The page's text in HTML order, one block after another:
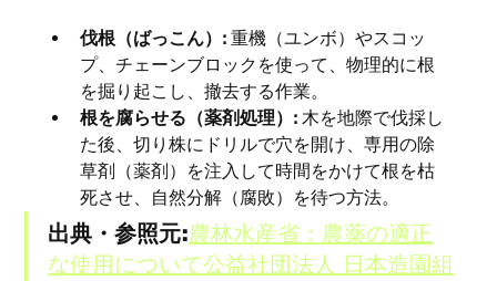
伐根（ばっこん）: 重機（ユンボ）やスコッ
プ、チェーンブロックを使って、物理的に根
を掘り起こし、撤去する作業。
根を腐らせる（薬剤処理）: 木を地際で伐採し
た後、切り株にドリルで穴を開け、専用の除
草剤（薬剤）を注入して時間をかけて根を枯
死させ、自然分解（腐敗）を待つ方法。
出典・参照元:農林水産省：農薬の適正
な使用について公益社団法人 日本造園組